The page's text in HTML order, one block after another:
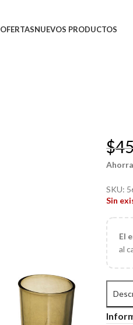
OFERTASNUEVOS PRODUCTOS
$
SKU:
Sin
El
al